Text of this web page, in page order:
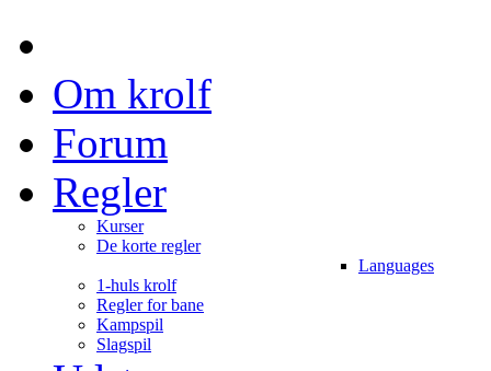
Om krolf
Forum
Regler
Kurser
De korte regler
Languages
1-huls krolf
Regler for bane
Kampspil
Slagspil